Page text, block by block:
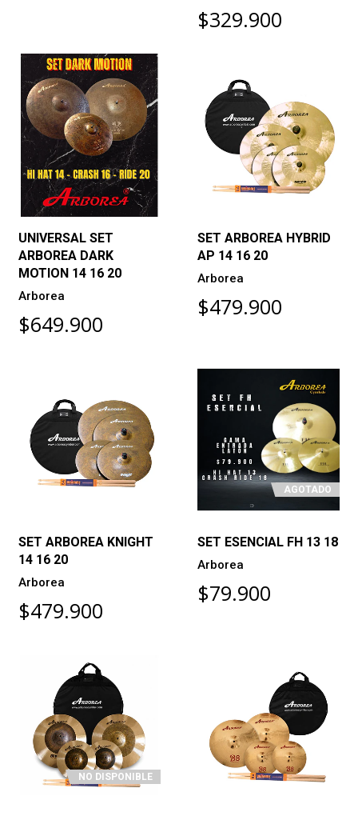
$329.900
UNIVERSAL SET
ARBOREA DARK
MOTION 14 16 20
Arborea
$649.900
SET ARBOREA HYBRID
AP 14 16 20
Arborea
$479.900
SET ARBOREA KNIGHT
14 16 20
Arborea
$479.900
AGOTADO
SET ESENCIAL FH 13 18
Arborea
$79.900
NO DISPONIBLE